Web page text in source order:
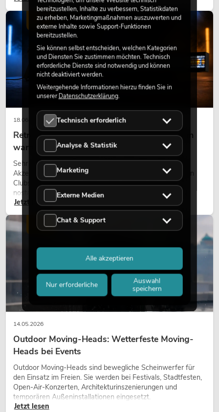
modernen Raumkonzept.
18.06.2026
Retro-Licht im modernen Lichtdesign: Warum
warmes Licht wieder wirkt
Sehr warmes Licht, sichtbare Leuchtflächen und farbige
Akzente prägen viele aktuelle Lichtdesigns auf Bühnen, in
Clubs und bei Events. Retro-Licht ist dabei kein rein
nostalgischer Effekt, sondern ein bewusst eingesetztes
Gestaltungsmittel: Es schafft Atmosphäre, gibt Szenen
Charakter und kann technische LED-Setups emotionaler
wirken lassen.
Jetzt lesen
LICHT
14.05.2026
Outdoor Moving-Heads: Wetterfeste Moving-
Heads bei Events
Outdoor Moving-Heads sind bewegliche Scheinwerfer für
den Einsatz im Freien. Sie werden bei Festivals, Stadtfesten,
Open-Air-Konzerten, Architekturinszenierungen und
temporären Außeninstallationen eingesetzt.
Jetzt lesen
LICHT
bereitzustellen, Inhalte zu verbessern, Statistikdaten
zu erheben, Marketingmaßnahmen auszuwerten und
externe Inhalte sowie Support-Funktionen
bereitzustellen.
Sie können selbst entscheiden, welchen Kategorien
und Diensten Sie zustimmen möchten. Technisch
erforderliche Dienste sind notwendig und können
nicht deaktiviert werden.
Weitergehende Informationen hierzu finden Sie in
unsererDatenschutzerklärung.
Technisch erforderlich
Analyse & Statistik
Marketing
Externe Medien
Chat & Support
Nur erforderliche
Auswahl
speichern
Alle akzeptieren